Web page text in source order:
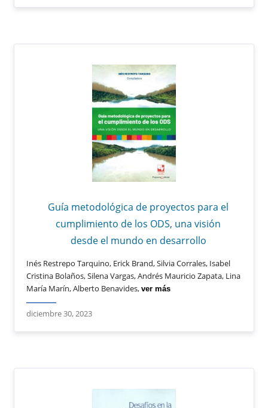
Guía metodológica de proyectos para el
cumplimiento de los ODS, una visión
desde el mundo en desarrollo
Inés Restrepo Tarquino, Erick Brand, Silvia Corrales, Isabel
Cristina Bolaños, Silena Vargas, Andrés Mauricio Zapata, Lina
María Marín, Alberto Benavides,ver más
diciembre 30, 2023